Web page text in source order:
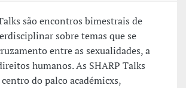
são encontros bimestrais de
sobre temas que se
entre as sexualidades, a
humanos. As SHARP Talks
do palco académicxs,